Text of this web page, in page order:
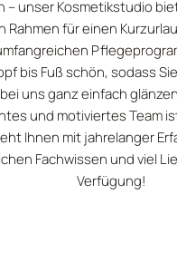
– unser Kosmetikstudio
Rahmen für einen
bis Fuß schön, sodass
uns ganz einfach
und motiviertes Team
Ihnen mit jahrelanger
Fachwissen und viel
Verfügung!